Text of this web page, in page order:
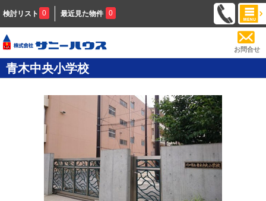
検討リスト 0 最近見た物件 0
お問合せ
青木中央小学校